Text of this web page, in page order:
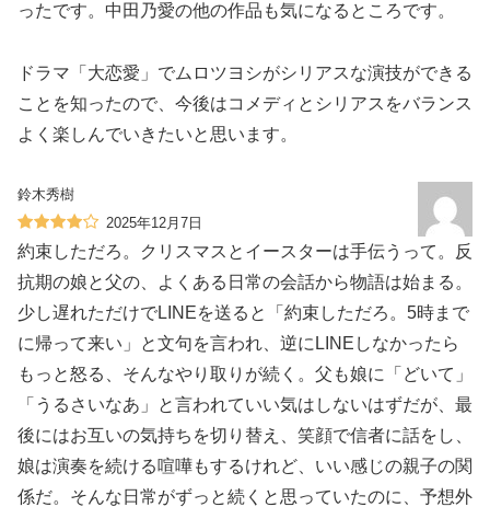
ったです。中田乃愛の他の作品も気になるところです。
ドラマ「大恋愛」でムロツヨシがシリアスな演技ができる
ことを知ったので、今後はコメディとシリアスをバランス
よく楽しんでいきたいと思います。
鈴木秀樹
2025年12月7日
約束しただろ。クリスマスとイースターは手伝うって。反
抗期の娘と父の、よくある日常の会話から物語は始まる。
少し遅れただけでLINEを送ると「約束しただろ。5時まで
に帰って来い」と文句を言われ、逆にLINEしなかったら
もっと怒る、そんなやり取りが続く。父も娘に「どいて」
「うるさいなあ」と言われていい気はしないはずだが、最
後にはお互いの気持ちを切り替え、笑顔で信者に話をし、
娘は演奏を続ける喧嘩もするけれど、いい感じの親子の関
係だ。そんな日常がずっと続くと思っていたのに、予想外